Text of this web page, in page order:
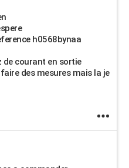
h0568bynaa
de courant en sortie
des mesures mais la je